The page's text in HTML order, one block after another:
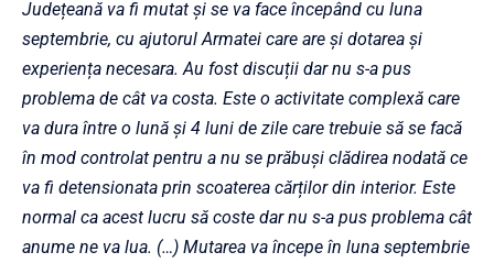
Județeană va fi mutat și se va face începând cu luna
septembrie, cu ajutorul Armatei care are și dotarea și
experiența necesara. Au fost discuții dar nu s-a pus
problema de cât va costa. Este o activitate complexă care
va dura între o lună și 4 luni de zile care trebuie să se facă
în mod controlat pentru a nu se prăbuși clădirea nodată ce
va fi detensionata prin scoaterea cărților din interior. Este
normal ca acest lucru să coste dar nu s-a pus problema cât
anume ne va lua. (…) Mutarea va începe în luna septembrie